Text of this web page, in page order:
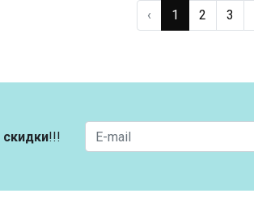
‹ 1 2 3
скидки!!!